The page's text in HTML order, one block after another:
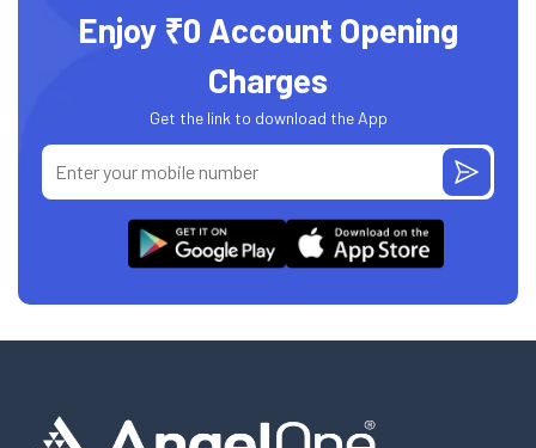
Enjoy ₹0 Account Opening
Charges
Get the link to download the App